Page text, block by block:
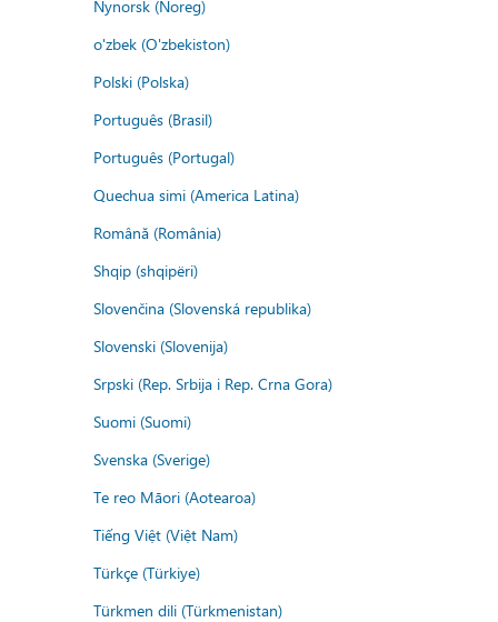
Nynorsk (Noreg)
o'zbek (O'zbekiston)
Polski (Polska)
Português (Brasil)
Português (Portugal)
Quechua simi (America Latina)
Română (România)
Shqip (shqipëri)
Slovenčina (Slovenská republika)
Slovenski (Slovenija)
Srpski (Rep. Srbija i Rep. Crna Gora)
Suomi (Suomi)
Svenska (Sverige)
Te reo Māori (Aotearoa)
Tiếng Việt (Việt Nam)
Türkçe (Türkiye)
Türkmen dili (Türkmenistan)